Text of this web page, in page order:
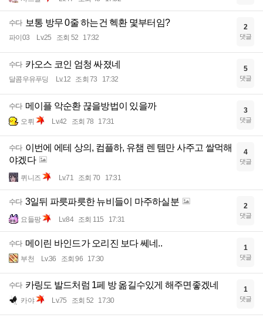
수다 보통 방무 0줄 하는건 헥환 몇부터임?
파이03 Lv.25 조회 52 17:32
2
댓글
수다 카오스 코인 엄청 싸졌네
달콤우유푸딩 Lv.12 조회 73 17:32
5
댓글
수다 메이플 악순환 끊을방법이 있을까
오뤼 Lv.42 조회 78 17:31
3
댓글
수다 이번에 에테 상의, 컴플하, 유챔 렌 템만 사주고 쌀먹해
야겠다
퀴니즈 Lv.71 조회 70 17:31
4
댓글
수다 3일뒤 파릇파릇한 뉴비들이 마주하실분
요들팡 Lv.84 조회 115 17:31
2
댓글
수다 메이린 바인드가 오리진 보다 쎄네..
부천 Lv.36 조회 96 17:30
1
댓글
수다 카링도 발드처럼 1페 방 옮길수있게 해주면좋겠네
카야 Lv.75 조회 52 17:30
1
댓글